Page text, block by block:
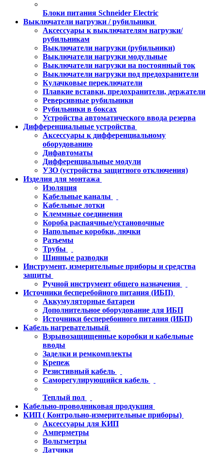
Блоки питания Schneider Electric
Выключатели нагрузки / рубильники
Аксессуары к выключателям нагрузки/
рубильникам
Выключатели нагрузки (рубильники)
Выключатели нагрузки модульные
Выключатели нагрузки на постоянный ток
Выключатели нагрузки под предохранители
Кулачковые переключатели
Плавкие вставки, предохранители, держатели
Реверсивные рубильники
Рубильники в боксах
Устройства автоматического ввода резерва
Дифференциальные устройства
Аксессуары к дифференциальному
оборудованию
Дифавтоматы
Дифференциальные модули
УЗО (устройства защитного отключения)
Изделия для монтажа
Изоляция
Кабельные каналы
Кабельные лотки
Клеммные соединения
Короба распаячные/установочные
Напольные коробки, лючки
Разъемы
Трубы
Шинные разводки
Инструмент, измерительные приборы и средства
защиты
Ручной инструмент общего назначения
Источники бесперебойного питания (ИБП)
Аккумуляторные батареи
Дополнительное оборудование для ИБП
Источники бесперебоиного питания (ИБП)
Кабель нагревательный
Взрывозащищенные коробки и кабельные
вводы
Заделки и ремкомплекты
Крепеж
Резистивный кабель
Саморегулирующийся кабель
Теплый пол
Кабельно-проводниковая продукция
КИП ( Контрольно-измерительные приборы)
Аксессуары для КИП
Амперметры
Вольтметры
Датчики